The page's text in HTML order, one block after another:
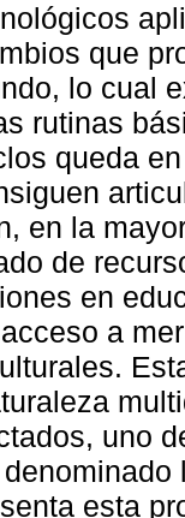
que
lo cual
rutinas
queda
en la
de
en
a
uno
esta